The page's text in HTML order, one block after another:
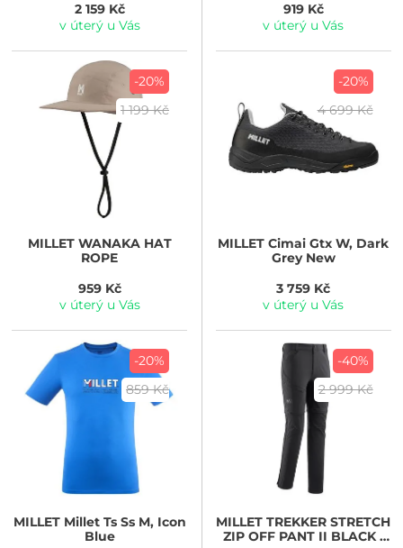
2 159 Kč
v úterý u Vás
919 Kč
v úterý u Vás
-20%
1 199 Kč
MILLETWANAKA HAT
ROPE
959 Kč
v úterý u Vás
-20%
4 699 Kč
MILLET Cimai Gtx W, Dark
Grey New
3 759 Kč
v úterý u Vás
-20%
859 Kč
MILLETMillet Ts Ss M, Icon
Blue
-40%
2 999 Kč
MILLET TREKKER STRETCH
ZIP OFF PANT II BLACK -